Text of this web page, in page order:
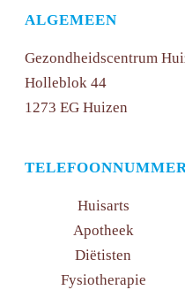
ALGEMEEN
Gezondheidscentrum
Holleblok 44
1273 EG Huizen
Huisarts
Apotheek
Diëtisten
Fysiotherapie